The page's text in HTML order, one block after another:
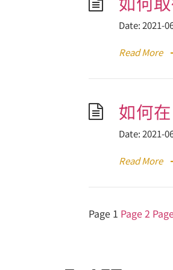
Date:2021-
Read More
如何
Date:2021-
Read More
Page 1 Page2